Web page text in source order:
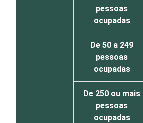
pessoas
ocupadas
De 50 a 249
pessoas
ocupadas
De 250 ou mais
pessoas
ocupadas